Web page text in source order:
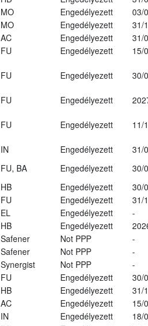
MO Engedélyezett
03/
MO Engedélyezett
31/
AC Engedélyezett
31/
FU Engedélyezett
15/
FU Engedélyezett 30/
FU Engedélyezett
FU Engedélyezett 11/
IN Engedélyezett
31/
FU, BA Engedélyezett
30/
HB Engedélyezett
30/
FU Engedélyezett
31/
EL Engedélyezett
-
HB Engedélyezett
Safener Not PPP
-
Safener Not PPP
-
Synergist Not PPP
-
FU Engedélyezett
30/
HB Engedélyezett
31/
AC Engedélyezett
15/
IN Engedélyezett
18/